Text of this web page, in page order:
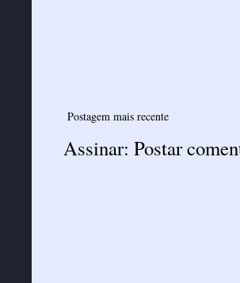
Postagem mais recente
Assinar: Postar